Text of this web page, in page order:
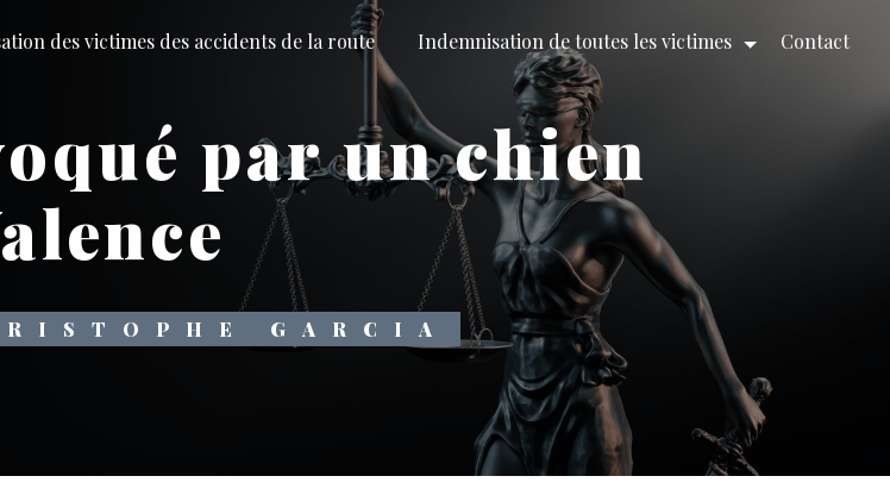
des victimes des accidents de la route Indemnisation de toutes les victimes Contact
par un chien
GARCIA